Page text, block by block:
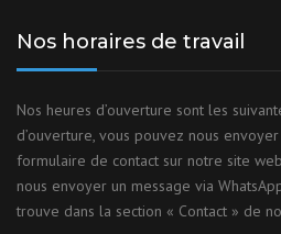
Nos horaires de travail
Nos heures d’ouverture sont les
d’ouverture, vous pouvez nous
formulaire de contact sur notre site
nous envoyer un message via
trouve dans la section « Contact » de